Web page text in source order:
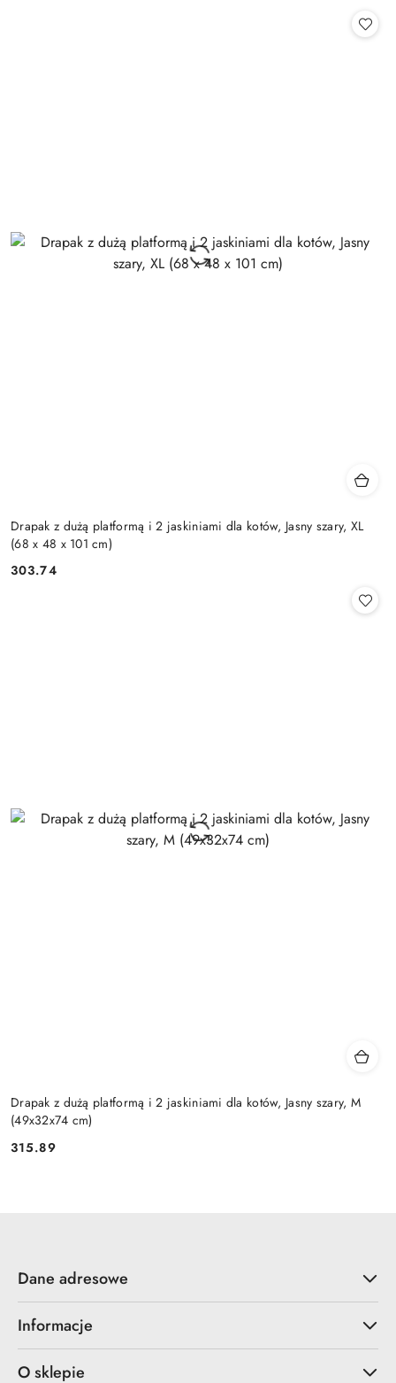
Drapak z dużą platformą i 2 jaskiniami dla kotów, Jasny szary, XL
(68 x 48 x 101 cm)
Cena:
303.74
Drapak z dużą platformą i 2 jaskiniami dla kotów, Jasny szary, M
(49x32x74 cm)
Cena:
315.89
Dane adresowe
Informacje
O sklepie